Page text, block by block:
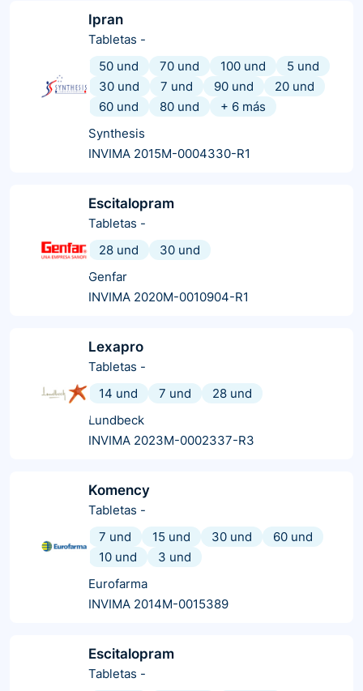
Ipran
Tabletas -
50 und
70 und 100 und
5 und
30 und
7 und 90 und
20 und
60 und
80 und + 6 más
Synthesis
INVIMA 2015M-0004330-R1
Escitalopram
Tabletas -
28 und
30 und
Genfar
INVIMA 2020M-0010904-R1
Lexapro
Tabletas -
14 und
7 und
28 und
Lundbeck
INVIMA 2023M-0002337-R3
Komency
Tabletas -
7 und
15 und 30 und
60 und
10 und
3 und
Eurofarma
INVIMA 2014M-0015389
Escitalopram
Tabletas -